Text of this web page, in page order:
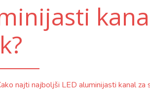
najti najboljši LED aluminijasti kanal za